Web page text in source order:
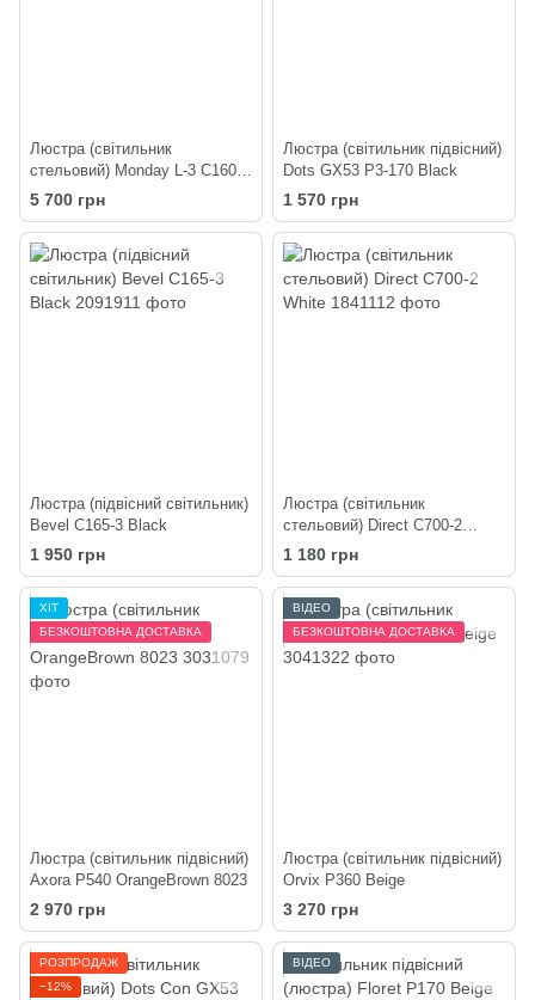
Люстра (світильник
стельовий) Monday L-3 C160-
430 Black
5 700 грн
Люстра (світильник підвісний)
Dots GX53 P3-170 Black
1 570 грн
Люстра (підвісний світильник)
Bevel C165-3 Black
1 950 грн
Люстра (світильник
стельовий) Direct C700-2
White
1 180 грн
ХІТ
БЕЗКОШТОВНА ДОСТАВКА
Люстра (світильник підвісний)
Axora P540 OrangeBrown 8023
2 970 грн
ВІДЕО
БЕЗКОШТОВНА ДОСТАВКА
Люстра (світильник підвісний)
Orvix P360 Beige
3 270 грн
РОЗПРОДАЖ
−12%
ВІДЕО